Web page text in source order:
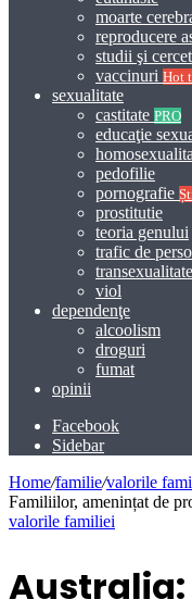
moarte
reproducere
studii şi
vaccinuri Hot
sexualitate
castitate PRO
educaţie
pedofilie
pornografie
prostitutie
teoria genului
trafic de
transexualitate
viol
dependenţe
alcoolism
droguri
fumat
opinii
Facebook
Sidebar
Home/familie/valorile
Familiilor, amenințat de
valorile familiei